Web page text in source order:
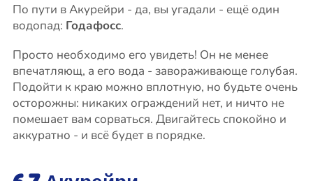
По пути в Акурейри - да, вы угадали - ещё один
водопад: Годафосс.
Просто необходимо его увидеть! Он не менее
впечатляющ, а его вода - завораживающе голубая.
Подойти к краю можно вплотную, но будьте очень
осторожны: никаких ограждений нет, и ничто не
помешает вам сорваться. Двигайтесь спокойно и
аккуратно - и всё будет в порядке.